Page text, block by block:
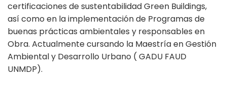
certificaciones de sustentabilidad Green Buildings,
así como en la implementación de Programas de
buenas prácticas ambientales y responsables en
Obra. Actualmente cursando la Maestría en Gestión
Ambiental y Desarrollo Urbano ( GADU FAUD
UNMDP).